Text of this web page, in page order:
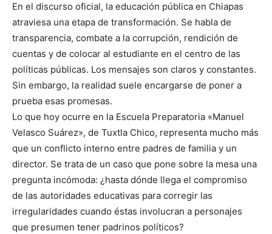
En el discurso oficial, la educación pública en Chiapas
atraviesa una etapa de transformación. Se habla de
transparencia, combate a la corrupción, rendición de
cuentas y de colocar al estudiante en el centro de las
políticas públicas. Los mensajes son claros y constantes.
Sin embargo, la realidad suele encargarse de poner a
prueba esas promesas.
Lo que hoy ocurre en la Escuela Preparatoria «Manuel
Velasco Suárez», de Tuxtla Chico, representa mucho más
que un conflicto interno entre padres de familia y un
director. Se trata de un caso que pone sobre la mesa una
pregunta incómoda: ¿hasta dónde llega el compromiso
de las autoridades educativas para corregir las
irregularidades cuando éstas involucran a personajes
que presumen tener padrinos políticos?